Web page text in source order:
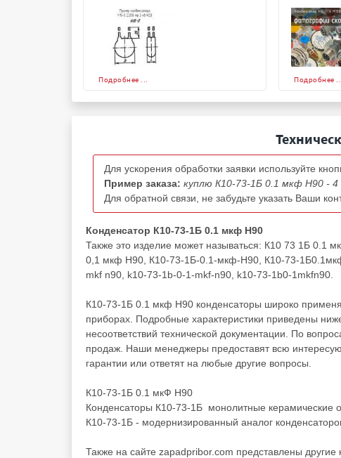
Подробнее ... Подробнее ...
Для ускорения обработки заявки используйте
Пример заказа: куплю К10-73-1Б 0.1 мкф Н90 -
Для обратной связи, не забудьте указать Ваши
Конденсатор К10-73-1Б 0.1 мкф Н90
Также это изделие может называться: К10 73 1Б
0,1 мкф Н90, К10-73-1Б-0.1-мкф-Н90, К10-73-
mkf n90, k10-73-1b-0-1-mkf-n90, k10-73-1b0-1mkfn90.
К10-73-1Б 0.1 мкф Н90 конденсаторы широко
приборах. Подробные характеристики приведены
несоответствий технической документации. По
продаж. Наши менеджеры предоставят всю
гарантии или ответят на любые другие вопросы.
К10-73-1Б 0.1 мкФ Н90
Конденсаторы К10-73-1Б монолитные керамические
К10-73-1Б - модернизированный аналог
Также на сайте zapadpribor.com представлены другие